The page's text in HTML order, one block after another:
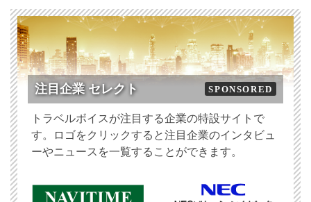
注目企業 セレクト SPONSORED
トラベルボイスが注目する企業の特設サイトで
す。ロゴをクリックすると注目企業のインタビュ
ーやニュースを一覧することができます。